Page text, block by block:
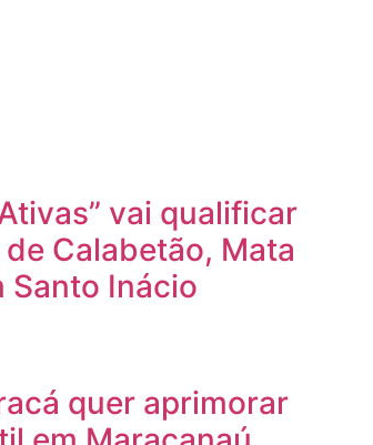
vai qualificar
Calabetão, Mata
Santo Inácio
quer aprimorar